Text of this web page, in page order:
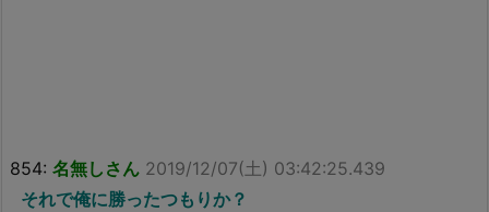
854: 名無しさん 2019/12/07(土) 03:42:25.439
それで俺に勝ったつもりか？